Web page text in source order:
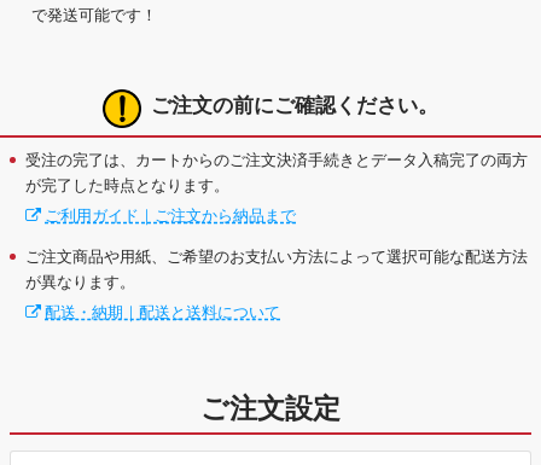
で発送可能です！
ご注文の前にご確認ください。
受注の完了は、カートからのご注文決済手続きとデータ入稿完了の両方
が完了した時点となります。
ご利用ガイド｜ご注文から納品まで
ご注文商品や用紙、ご希望のお支払い方法によって選択可能な配送方法
が異なります。
配送・納期｜配送と送料について
ご注文設定